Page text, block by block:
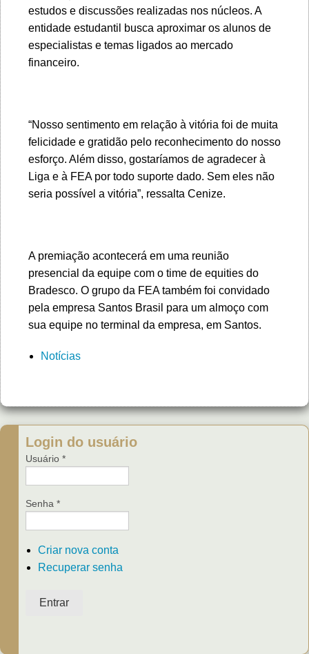
estudos e discussões realizadas nos núcleos. A
entidade estudantil busca aproximar os alunos de
especialistas e temas ligados ao mercado
financeiro.
“Nosso sentimento em relação à vitória foi de muita
felicidade e gratidão pelo reconhecimento do nosso
esforço. Além disso, gostaríamos de agradecer à
Liga e à FEA por todo suporte dado. Sem eles não
seria possível a vitória”, ressalta Cenize.
A premiação acontecerá em uma reunião
presencial da equipe com o time de equities do
Bradesco. O grupo da FEA também foi convidado
pela empresa Santos Brasil para um almoço com
sua equipe no terminal da empresa, em Santos.
Notícias
Login do usuário
Usuário *
Senha *
Criar nova conta
Recuperar senha
Entrar